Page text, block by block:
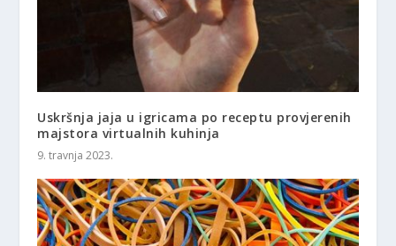
Uskršnja jaja u igricama po receptu provjerenih
majstora virtualnih kuhinja
9. travnja 2023.